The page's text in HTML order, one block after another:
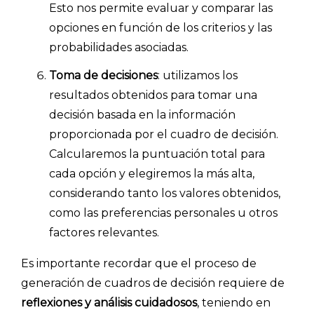
Esto nos permite evaluar y comparar las
opciones en función de los criterios y las
probabilidades asociadas.
Toma de decisiones: utilizamos los
resultados obtenidos para tomar una
decisión basada en la información
proporcionada por el cuadro de decisión.
Calcularemos la puntuación total para
cada opción y elegiremos la más alta,
considerando tanto los valores obtenidos,
como las preferencias personales u otros
factores relevantes.
Es importante recordar que el proceso de
generación de cuadros de decisión requiere de
reflexiones y análisis cuidadosos, teniendo en